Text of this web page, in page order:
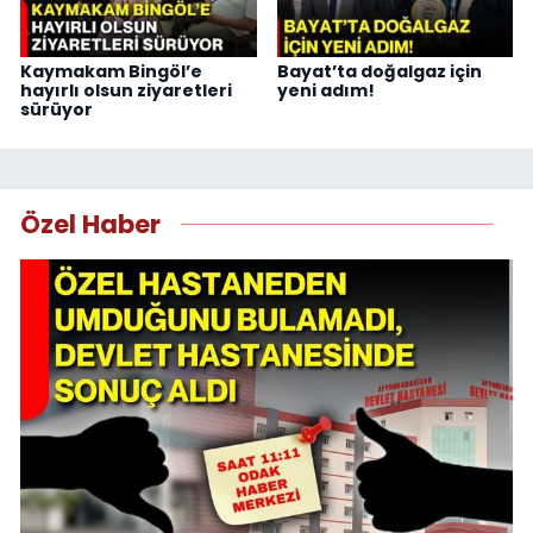
Kaymakam Bingöl’e
hayırlı olsun ziyaretleri
sürüyor
Bayat’ta doğalgaz için
yeni adım!
Özel Haber